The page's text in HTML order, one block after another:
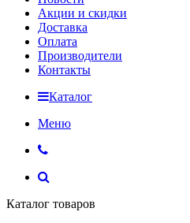
Акции и скидки
Доставка
Оплата
Производители
Контакты
Каталог
Меню
Каталог товаров